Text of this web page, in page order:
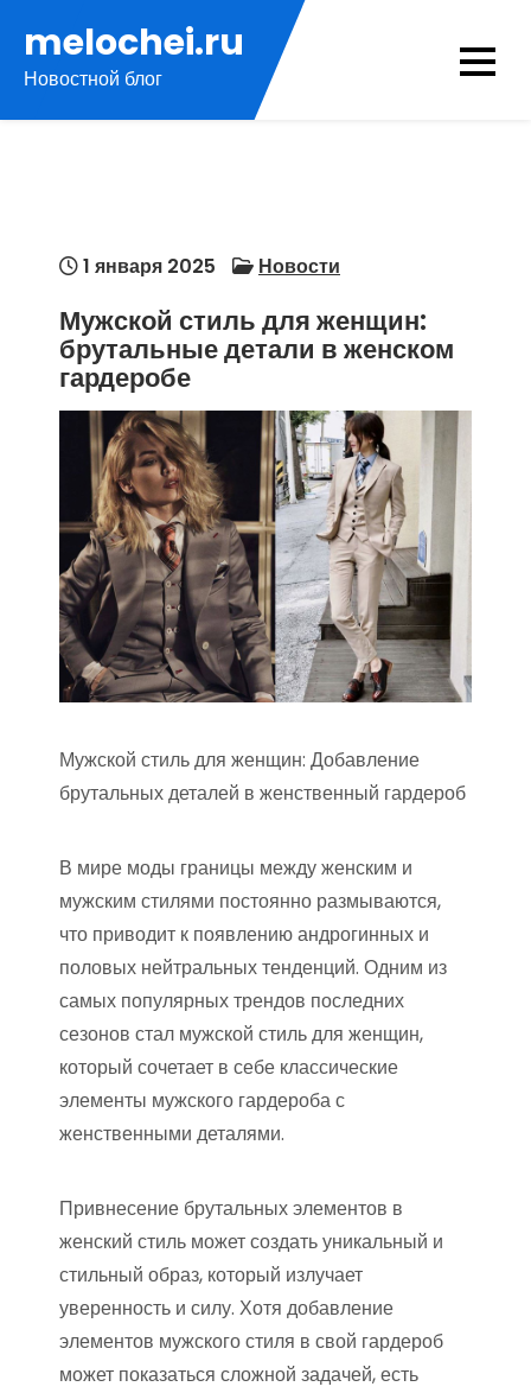
содержимому
melochei.ru
Новостной блог
1 января 2025 Новости
Мужской стиль для женщин:
брутальные детали в женском
гардеробе
Мужской стиль для женщин: Добавление
брутальных деталей в женственный гардероб
В мире моды границы между женским и
мужским стилями постоянно размываются,
что приводит к появлению андрогинных и
половых нейтральных тенденций. Одним из
самых популярных трендов последних
сезонов стал мужской стиль для женщин,
который сочетает в себе классические
элементы мужского гардероба с
женственными деталями.
Привнесение брутальных элементов в
женский стиль может создать уникальный и
стильный образ, который излучает
уверенность и силу. Хотя добавление
элементов мужского стиля в свой гардероб
может показаться сложной задачей, есть